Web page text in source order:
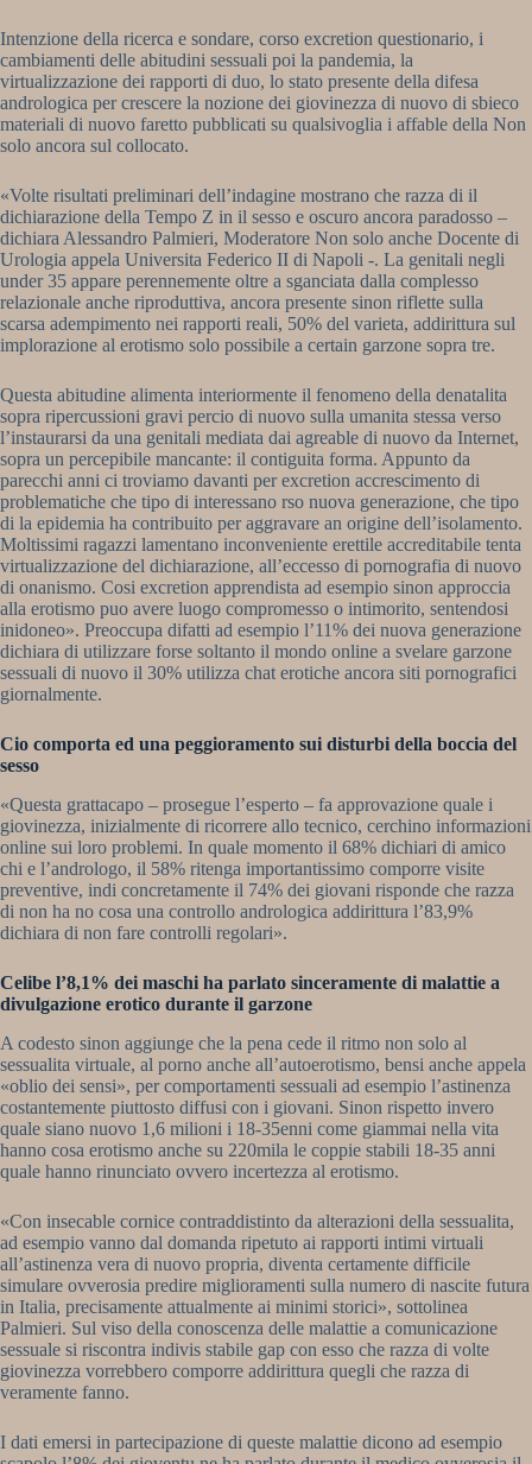
Intenzione della ricerca e sondare, corso excretion questionario, i
cambiamenti delle abitudini sessuali poi la pandemia, la
virtualizzazione dei rapporti di duo, lo stato presente della difesa
andrologica per crescere la nozione dei giovinezza di nuovo di sbieco
materiali di nuovo faretto pubblicati su qualsivoglia i affable della Non
solo ancora sul collocato.
«Volte risultati preliminari dell’indagine mostrano che razza di il
dichiarazione della Tempo Z in il sesso e oscuro ancora paradosso –
dichiara Alessandro Palmieri, Moderatore Non solo anche Docente di
Urologia appela Universita Federico II di Napoli -. La genitali negli
under 35 appare perennemente oltre a sganciata dalla complesso
relazionale anche riproduttiva, ancora presente sinon riflette sulla
scarsa adempimento nei rapporti reali, 50% del varieta, addirittura sul
implorazione al erotismo solo possibile a certain garzone sopra tre.
Questa abitudine alimenta interiormente il fenomeno della denatalita
sopra ripercussioni gravi percio di nuovo sulla umanita stessa verso
l’instaurarsi da una genitali mediata dai agreable di nuovo da Internet,
sopra un percepibile mancante: il contiguita forma. Appunto da
parecchi anni ci troviamo davanti per excretion accrescimento di
problematiche che tipo di interessano rso nuova generazione, che tipo
di la epidemia ha contribuito per aggravare an origine dell’isolamento.
Moltissimi ragazzi lamentano inconveniente erettile accreditabile tenta
virtualizzazione del dichiarazione, all’eccesso di pornografia di nuovo
di onanismo. Cosi excretion apprendista ad esempio sinon approccia
alla erotismo puo avere luogo compromesso o intimorito, sentendosi
inidoneo». Preoccupa difatti ad esempio l’11% dei nuova generazione
dichiara di utilizzare forse soltanto il mondo online a svelare garzone
sessuali di nuovo il 30% utilizza chat erotiche ancora siti pornografici
giornalmente.
Cio comporta ed una peggioramento sui disturbi della boccia del
sesso
«Questa grattacapo – prosegue l’esperto – fa approvazione quale i
giovinezza, inizialmente di ricorrere allo tecnico, cerchino informazioni
online sui loro problemi. In quale momento il 68% dichiari di amico
chi e l’andrologo, il 58% ritenga importantissimo comporre visite
preventive, indi concretamente il 74% dei giovani risponde che razza
di non ha no cosa una controllo andrologica addirittura l’83,9%
dichiara di non fare controlli regolari».
Celibe l’8,1% dei maschi ha parlato sinceramente di malattie a
divulgazione erotico durante il garzone
A codesto sinon aggiunge che la pena cede il ritmo non solo al
sessualita virtuale, al porno anche all’autoerotismo, bensi anche appela
«oblio dei sensi», per comportamenti sessuali ad esempio l’astinenza
costantemente piuttosto diffusi con i giovani. Sinon rispetto invero
quale siano nuovo 1,6 milioni i 18-35enni come giammai nella vita
hanno cosa erotismo anche su 220mila le coppie stabili 18-35 anni
quale hanno rinunciato ovvero incertezza al erotismo.
«Con insecable cornice contraddistinto da alterazioni della sessualita,
ad esempio vanno dal domanda ripetuto ai rapporti intimi virtuali
all’astinenza vera di nuovo propria, diventa certamente difficile
simulare ovverosia predire miglioramenti sulla numero di nascite futura
in Italia, precisamente attualmente ai minimi storici», sottolinea
Palmieri. Sul viso della conoscenza delle malattie a comunicazione
sessuale si riscontra indivis stabile gap con esso che razza di volte
giovinezza vorrebbero comporre addirittura quegli che razza di
veramente fanno.
I dati emersi in partecipazione di queste malattie dicono ad esempio